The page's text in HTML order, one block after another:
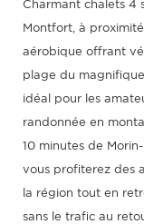
Charmant chalets 4
Montfort, à
aérobique offrant
plage du
idéal pour les
randonnée en
10 minutes de
vous profiterez des
la région tout en
sans le trafic au